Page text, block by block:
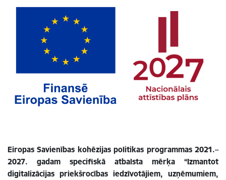
Eiropas Savienības kohēzijas politikas programmas 2021.–
2027. gadam specifiskā atbalsta mērķa “Izmantot
digitalizācijas priekšrocības iedzīvotājiem, uzņēmumiem,